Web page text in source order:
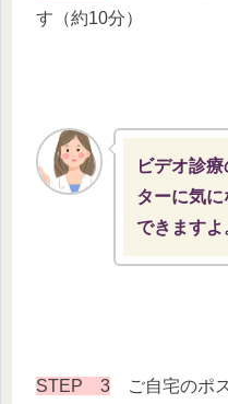
す（約10分）
ビデオ診
ターに気
できますよ
STEP 3 ご自宅のポ